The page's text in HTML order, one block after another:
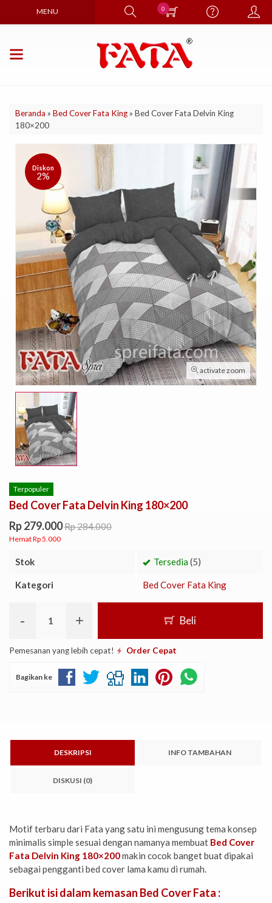
MENU 0
Beranda » Bed Cover Fata King» Bed Cover Fata Delvin King
180×200
activate zoom
Diskon
2%
Terpopuler
Bed Cover Fata Delvin King 180×200
Rp 279.000Rp 284.000
Hemat Rp 5.000
Stok Tersedia(5)
Kategori Bed Cover Fata King
- + Beli
Pemesanan yang lebih cepat! Order Cepat
Bagikan ke
DESKRIPSI INFO TAMBAHAN
DISKUSI (0)
Motif terbaru dari Fata yang satu ini mengusung tema konsep
minimalis simple sesuai dengan namanya membuat Bed Cover
Fata Delvin King 180×200makin cocok banget buat dipakai
sebagai pengganti bed cover lama kamu di rumah.
Berikut isi dalam kemasan Bed Cover Fata :